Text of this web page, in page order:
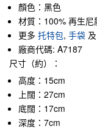
顏色：黑色
材質：100% 再生
更多 托特包, 手袋 及
廠商代碼: A7187
尺寸（約）：
高度：15cm
上闊：27cm
底闊：17cm
深度：7cm